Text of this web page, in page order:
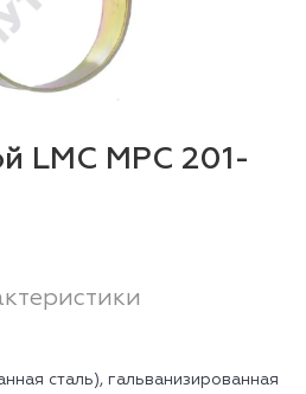
LMC MPC 201-
сталь), гальванизированная